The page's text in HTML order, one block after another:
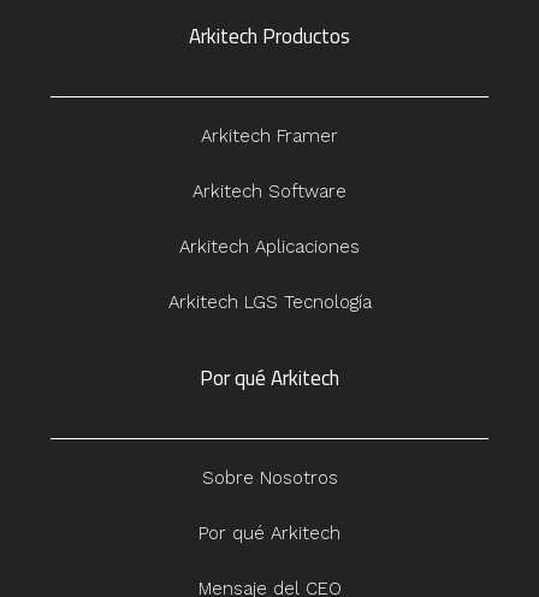
Arkitech Productos
Arkitech Framer
Arkitech Software
Arkitech Aplicaciones
Arkitech LGS Tecnología
Por qué Arkitech
Sobre Nosotros
Por qué Arkitech
Mensaje del CEO